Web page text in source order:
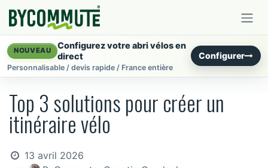
NOUVEAU
Configurez votre abri vélos en
direct
Personnalisable / devis rapide / France entière
Configurer
Top 3 solutions pour créer un
itinéraire vélo
13 avril 2026